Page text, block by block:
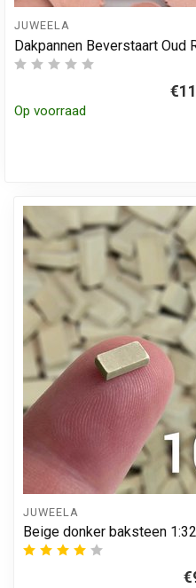
JUWEELA
Dakpannen Beverstaart Oud
Op voorraad
JUWEELA
Beige donker baksteen